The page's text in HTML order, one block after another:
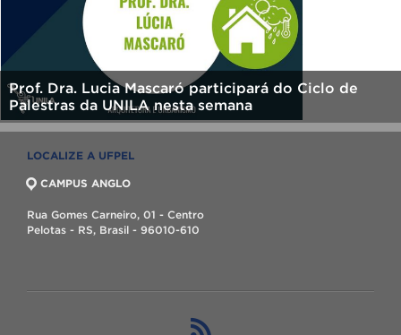
Prof. Dra. Lucia Mascaró participará do Ciclo de
Palestras da UNILA nesta semana
LOCALIZE A UFPEL
CAMPUS ANGLO
Rua Gomes Carneiro, 01 - Centro
Pelotas - RS, Brasil - 96010-610